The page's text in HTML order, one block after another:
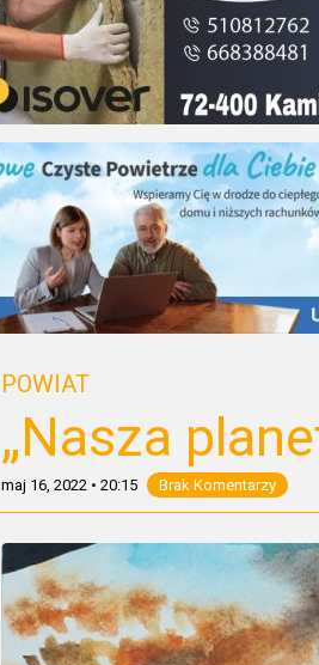
POWIAT
„Nasza
maj 16, 2022 • 20:15 Brak Komentarzy